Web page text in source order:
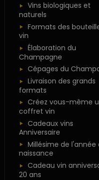
Vins biologiques et
naturels
Formats des
vin
Élaboration du
Champagne
Cépages du
Livraison des grands
formats
Créez vous-même
coffret vin
Cadeaux vins
Anniversaire
Millésime de l'année
naissance
Cadeau vin
20 ans